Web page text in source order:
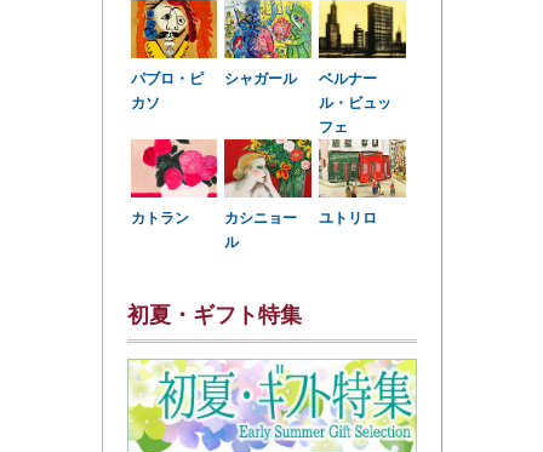
パブロ・ピ
カソ
シャガール
ベルナー
ル・ビュッ
フェ
カトラン
カシニョー
ル
ユトリロ
初夏・ギフト特集